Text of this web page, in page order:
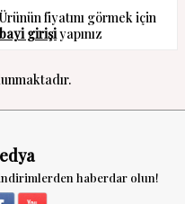
Ürünün fiyatını görmek için
bayi girişiyapınız
haberdar olun!